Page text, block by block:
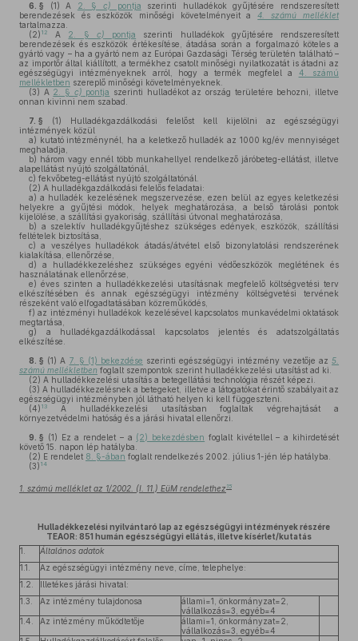
6. § (1) A 2. §c) pontja szerinti hulladékok gyűjtésére rendszeresített
berendezések és eszközök minőségi követelményeit a4. számú melléklet
tartalmazza.
(2) 12 A 2. § c) pontja szerinti hulladékok gyűjtésére rendszeresített
berendezések és eszközök értékesítése, átadása során a forgalmazó köteles a
gyártó vagy – ha a gyártó nem az Európai Gazdasági Térség területén található –
az importőr által kiállított, a termékhez csatolt minőségi nyilatkozatát is átadni az
egészségügyi intézményeknek arról, hogy a termék megfelel a 4. számú
mellékletben szereplő minőségi követelményeknek.
(3) A 2. § c) pontja szerinti hulladékot az ország területére behozni, illetve
onnan kivinni nem szabad.
7. § (1) Hulladékgazdálkodási felelőst kell kijelölni az egészségügyi
intézmények közül
a) kutató intézménynél, ha a keletkező hulladék az 1000 kg/év mennyiséget
meghaladja,
b) három vagy ennél több munkahellyel rendelkező járóbeteg-ellátást, illetve
alapellátást nyújtó szolgáltatónál,
c) fekvőbeteg-ellátást nyújtó szolgáltatónál.
(2) A hulladékgazdálkodási felelős feladatai:
a) a hulladék kezelésének megszervezése, ezen belül az egyes keletkezési
helyekre a gyűjtési módok, helyek meghatározása, a belső tárolási pontok
kijelölése, a szállítási gyakoriság, szállítási útvonal meghatározása,
b) a szelektív hulladékgyűjtéshez szükséges edények, eszközök, szállítási
feltételek biztosítása,
c) a veszélyes hulladékok átadás/átvétel első bizonylatolási rendszerének
kialakítása, ellenőrzése,
d) a hulladékkezeléshez szükséges egyéni védőeszközök meglétének és
használatának ellenőrzése,
e) éves szinten a hulladékkezelési utasításnak megfelelő költségvetési terv
elkészítésében és annak egészségügyi intézmény költségvetési tervének
részeként való elfogadtatásában közreműködés,
f) az intézményi hulladékok kezelésével kapcsolatos munkavédelmi oktatások
megtartása,
g) a hulladékgazdálkodással kapcsolatos jelentés és adatszolgáltatás
elkészítése.
8. § (1) A 7. § (1) bekezdése szerinti egészségügyi intézmény vezetője az5.
számú mellékletben foglalt szempontok szerint hulladékkezelési utasítást ad ki.
(2) A hulladékkezelési utasítás a betegellátási technológia részét képezi.
(3) A hulladékkezelésnek a betegeket, illetve a látogatókat érintő szabályait az
egészségügyi intézményben jól látható helyen ki kell függeszteni.
(4) 13
A hulladékkezelési utasításban foglaltak végrehajtását a
környezetvédelmi hatóság és a járási hivatal ellenőrzi.
9. § (1) Ez a rendelet – a (2) bekezdésben foglalt kivétellel – a kihirdetését
követő 15. napon lép hatályba.
(2) E rendelet 8. §-ában foglalt rendelkezés 2002. július 1-jén lép hatályba.
(3) 14
1. számú melléklet az 1/2002. (I. 11.) EüM rendelethez 15
Hulladékkezelési nyilvántaró lap az egészségügyi intézmények részére
TEAOR: 851 humán egészségügyi ellátás, illetve kísérlet/kutatás
1.
Általános adatok
1.1.
Az egészségügyi intézmény neve, címe, telephelye:
1.2.
Illetékes járási hivatal:
1.3.
Az intézmény tulajdonosa
állami=1, önkormányzat=2,
vállalkozás=3, egyéb=4
1.4.
Az intézmény működtetője
állami=1, önkormányzat=2,
vállalkozás=3, egyéb=4